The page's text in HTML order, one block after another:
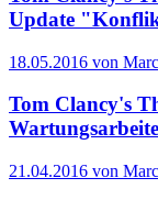
Update
18.05.2016 von
Tom Clancy's
21.04.2016 von